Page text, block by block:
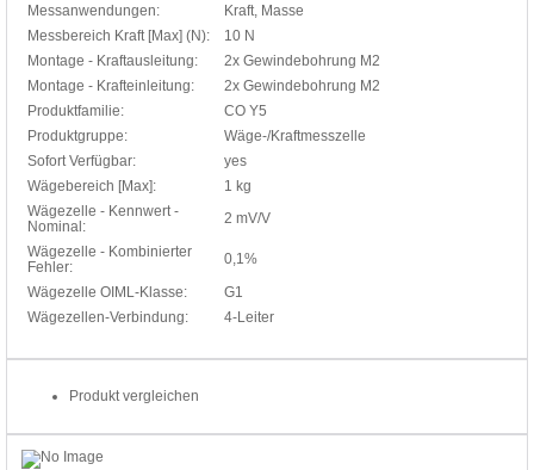
Messanwendungen:
Kraft, Masse
Messbereich Kraft [Max] (N):
10 N
Montage - Kraftausleitung:
2x Gewindebohrung M2
Montage - Krafteinleitung:
2x Gewindebohrung M2
Produktfamilie:
CO Y5
Produktgruppe:
Wäge-/Kraftmesszelle
Sofort Verfügbar:
yes
Wägebereich [Max]:
1 kg
Wägezelle - Kennwert -
Nominal:
2 mV/V
Wägezelle - Kombinierter
Fehler:
0,1%
Wägezelle OIML-Klasse:
G1
Wägezellen-Verbindung:
4-Leiter
Produkt vergleichen